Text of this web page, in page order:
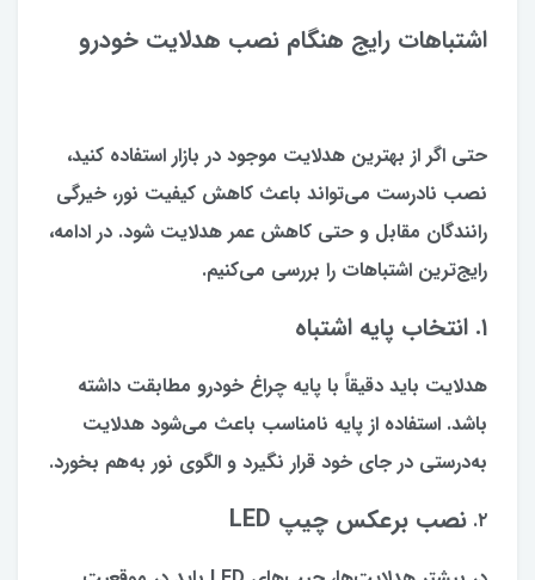
اشتباهات رایج هنگام نصب هدلایت خودرو
حتی اگر از بهترین هدلایت موجود در بازار استفاده کنید،
نصب نادرست می‌تواند باعث کاهش کیفیت نور، خیرگی
رانندگان مقابل و حتی کاهش عمر هدلایت شود. در ادامه،
رایج‌ترین اشتباهات را بررسی می‌کنیم.
۱. انتخاب پایه اشتباه
هدلایت باید دقیقاً با پایه چراغ خودرو مطابقت داشته
باشد. استفاده از پایه نامناسب باعث می‌شود هدلایت
به‌درستی در جای خود قرار نگیرد و الگوی نور به‌هم بخورد.
۲. نصب برعکس چیپ LED